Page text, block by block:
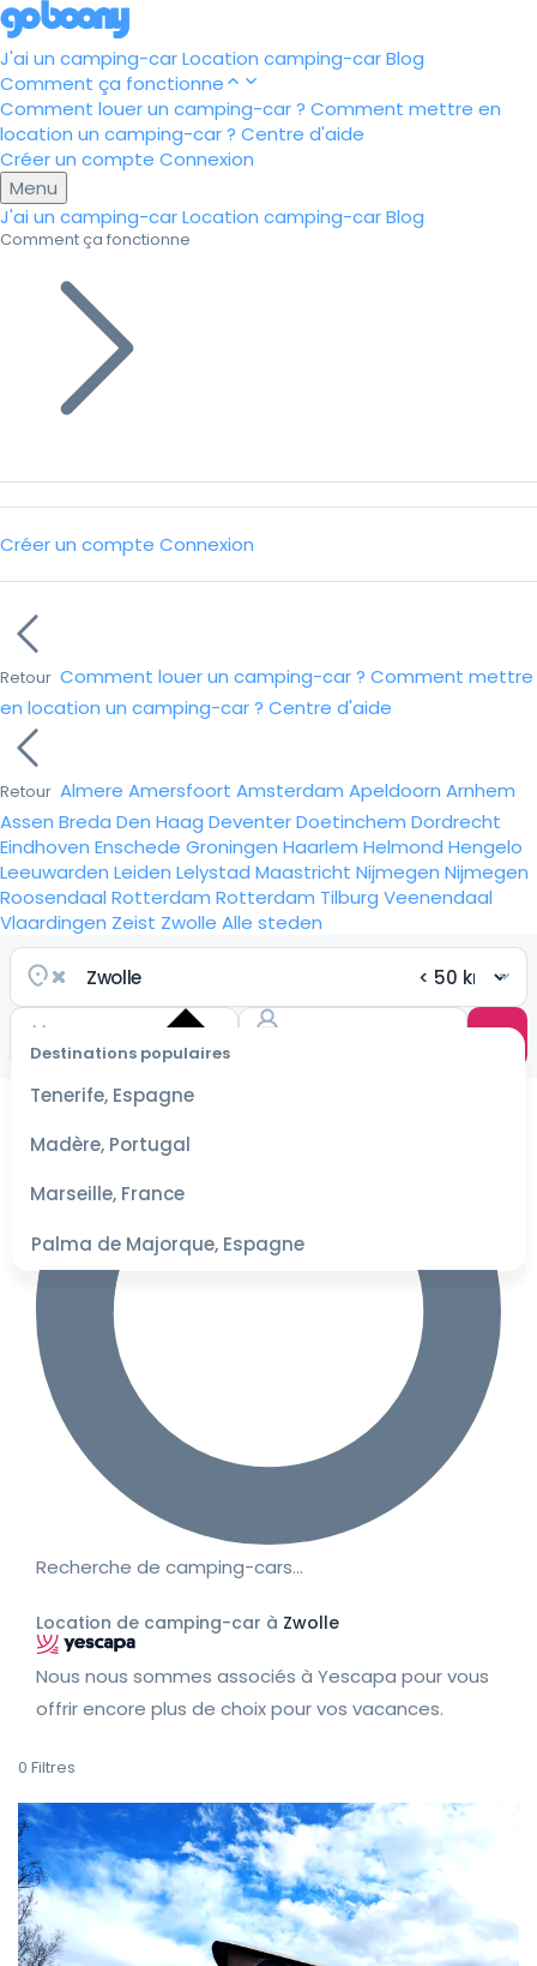
J'ai un camping-carLocation camping-carBlog
Comment ça fonctionne
Comment louer un camping-car ? Comment mettre en
location un camping-car ? Centre d'aide
Créer un compte Connexion
Menu
J'ai un camping-carLocation camping-carBlog
Comment ça fonctionne
Créer un compte Connexion
Retour Comment louer un camping-car ? Comment mettre
en location un camping-car ? Centre d'aide
Retour Almere Amersfoort Amsterdam Apeldoorn Arnhem
Assen Breda Den Haag DeventerDoetinchem Dordrecht
Eindhoven Enschede Groningen Haarlem Helmond Hengelo
Leeuwarden Leiden Lelystad Maastricht Nijmegen Nijmegen
Roosendaal Rotterdam Rotterdam Tilburg Veenendaal
Vlaardingen Zeist Zwolle Alle steden
Destinations populaires
Tenerife, Espagne
Madère, Portugal
Marseille, France
Palma de Majorque, Espagne
Choisir
les
pour les
tarifs
Recherche de camping-cars…
Location de camping-car à Zwolle
Nous nous sommes associés à Yescapa pour vous
offrir encore plus de choix pour vos vacances.
0 Filtres